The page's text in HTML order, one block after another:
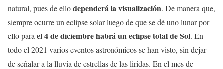
natural, pues de ellodependerá la visualización. De manera que,
siempre ocurre un eclipse solar luego de que se dé uno lunar por
ello para el 4 de diciembre habrá un eclipse total de Sol. En
todo el 2021 varios eventos astronómicos se han visto, sin dejar
de señalar a la lluvia de estrellas de las liridas. En el mes de